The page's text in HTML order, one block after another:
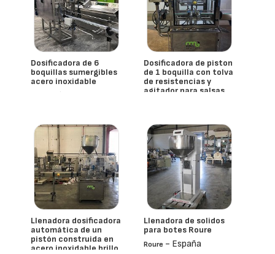
Dosificadora de 6
boquillas sumergibles
acero inoxidable
- España
Dosificadora de piston
de 1 boquilla con tolva
de resistencias y
agitador para salsas
Llenadora dosificadora
automática de un
pistón construida en
acero inoxidable brillo
Llenadora de solidos
para botes Roure
Roure - España